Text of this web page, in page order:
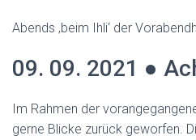
Abends ‚beim Ihli‘ der
09. 09. 2021 ●
Im Rahmen der
gerne Blicke zurück geworfen.